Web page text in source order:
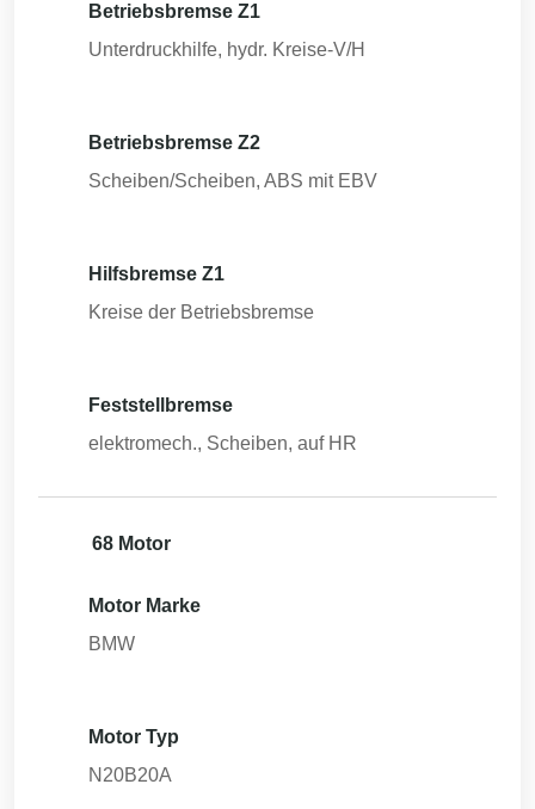
Betriebsbremse Z1
Unterdruckhilfe, hydr. Kreise-V/H
Betriebsbremse Z2
Scheiben/Scheiben, ABS mit EBV
Hilfsbremse Z1
Kreise der Betriebsbremse
Feststellbremse
elektromech., Scheiben, auf HR
68 Motor
Motor Marke
BMW
Motor Typ
N20B20A